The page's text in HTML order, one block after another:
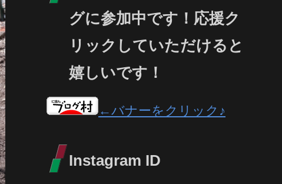
グに参加中です！応援ク
リックしていただけると
嬉しいです！
←バナーをクリック♪
Instagram ID